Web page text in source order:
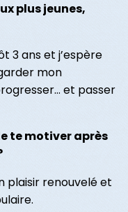
plus jeunes,
3 ans et j’espère
mon
et passer
te motiver après
plaisir renouvelé et